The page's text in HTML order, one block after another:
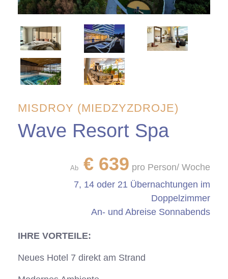
MISDROY (MIEDZYZDROJE)
Wave Resort Spa
Ab € 639 pro Person/ Woche
7, 14 oder 21 Übernachtungen im
Doppelzimmer
An- und Abreise Sonnabends
IHRE VORTEILE:
Neues Hotel 7 direkt am Strand